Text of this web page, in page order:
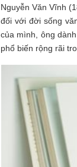
Nguyễn Văn Vĩnh
đối với đời sống
của mình, ông
phổ biến rộng rãi
NGƯỜI
TÔI GẶP,
NHỮNG
CHUYỆN
TÔI VIẾT